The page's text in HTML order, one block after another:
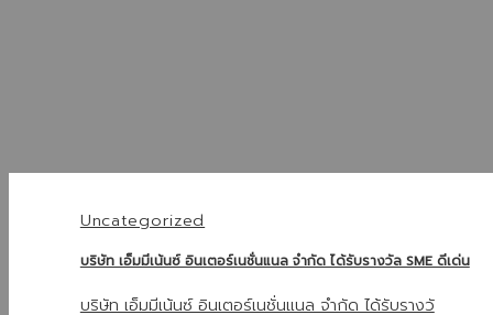
Uncategorized
บริษัท เอ็มมีเน้นซ์ อินเตอร์เนชั่นแนล จำกัด ได้รับรางวัล SME ดีเด่น
บริษัท เอ็มมีเน้นซ์ อินเตอร์เนชั่นแนล จำกัด ได้รับรางวั